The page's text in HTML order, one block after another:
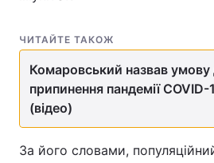
ЧИТАЙТЕ ТАКОЖ
Комаровський назвав умову
припинення пандемії COVID-
(відео)
За його словами,